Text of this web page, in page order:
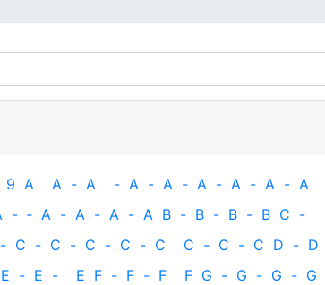
9 A A - A - A - A - A - A - A - A
- ‐ A - A - A - A B - B - B - B C -
- C - C - C - C - C C - C - C D - D
E - E - E F - F - F F G - G - G - G